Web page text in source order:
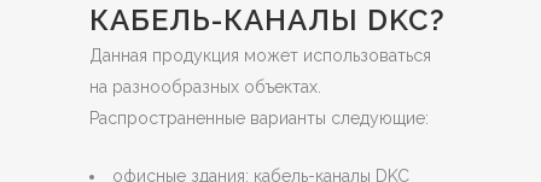
КАБЕЛЬ-КАНАЛЫ DKC?
Данная продукция может использоваться
на разнообразных объектах.
Распространенные варианты следующие:
офисные здания: кабель-каналы DKC